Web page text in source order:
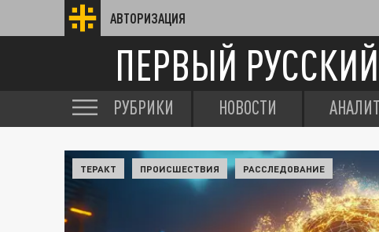
АВТОРИЗАЦИЯ
ПЕРВЫЙ РУССКИЙ
РУБРИКИ НОВОСТИ
ТЕРАКТ ПРОИСШЕСТВИЯ РАССЛЕДОВАНИЕ